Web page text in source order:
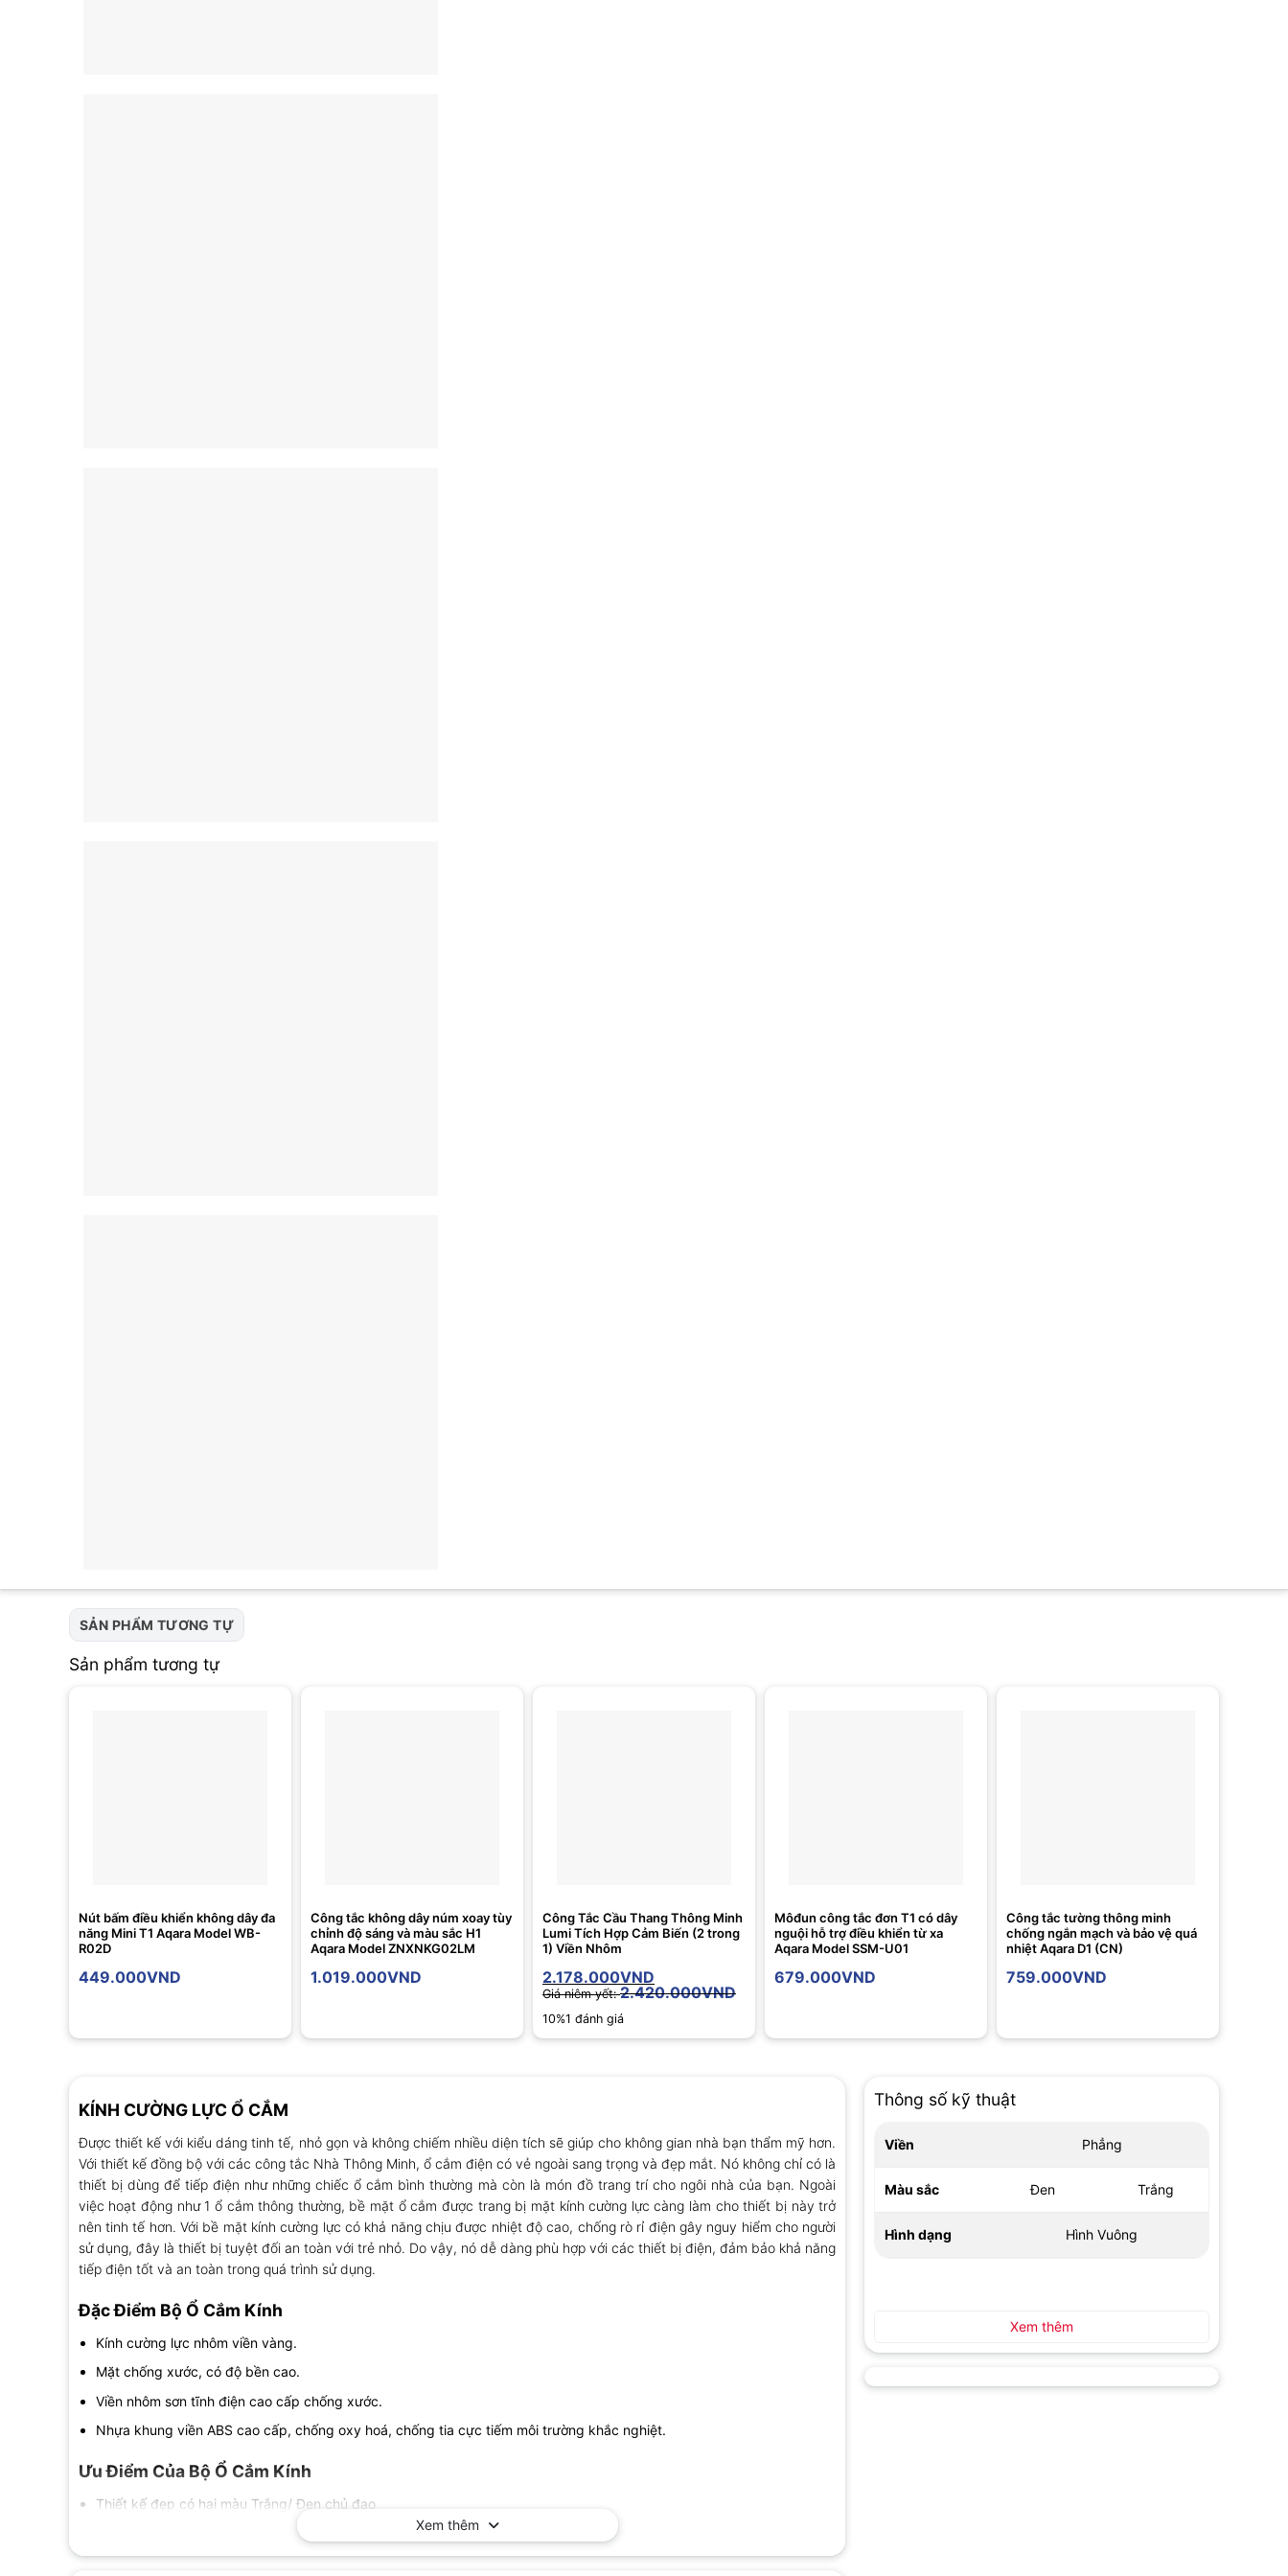
SẢN PHẨM TƯƠNG TỰ
Sản phẩm tương tự
Nút bấm điều khiển không dây đa
năng Mini T1 Aqara Model WB-
R02D
449.000VND
Công tắc không dây núm xoay tùy
chỉnh độ sáng và màu sắc H1
Aqara Model ZNXNKG02LM
1.019.000VND
Công Tắc Cầu Thang Thông Minh
Lumi Tích Hợp Cảm Biến (2 trong
1) Viền Nhôm
2.178.000VND
Giá niêm yết:2.420.000VND
10%1 đánh giá
Môđun công tắc đơn T1 có dây
nguội hỗ trợ điều khiển từ xa
Aqara Model SSM-U01
679.000VND
Công tắc tường thông minh
chống ngắn mạch và bảo vệ quá
nhiệt Aqara D1 (CN)
759.000VND
KÍNH CƯỜNG LỰC Ổ CẮM
Được thiết kế với kiểu dáng tinh tế, nhỏ gọn và không chiếm nhiều diện tích sẽ giúp cho không gian nhà bạn thẩm mỹ hơn.
Với thiết kế đồng bộ với các công tắc Nhà Thông Minh, ổ cắm điện có vẻ ngoài sang trọng và đẹp mắt. Nó không chỉ có là
thiết bị dùng để tiếp điện như những chiếc ổ cắm bình thường mà còn là món đồ trang trí cho ngôi nhà của bạn. Ngoài
việc hoạt động như 1 ổ cắm thông thường, bề mặt ổ cắm được trang bị mặt kính cường lực càng làm cho thiết bị này trở
nên tinh tế hơn. Với bề mặt kính cường lực có khả năng chịu được nhiệt độ cao, chống rò rỉ điện gây nguy hiểm cho người
sử dụng, đây là thiết bị tuyệt đối an toàn với trẻ nhỏ. Do vậy, nó dễ dàng phù hợp với các thiết bị điện, đảm bảo khả năng
tiếp điện tốt và an toàn trong quá trình sử dụng.
Đặc Điểm Bộ Ổ Cắm Kính
Kính cường lực nhôm viền vàng.
Mặt chống xước, có độ bền cao.
Viền nhôm sơn tĩnh điện cao cấp chống xước.
Nhựa khung viền ABS cao cấp, chống oxy hoá, chống tia cực tiếm môi trường khắc nghiệt.
Ưu Điểm Của Bộ Ổ Cắm Kính
Thiết kế đẹp có hai màu Trắng/ Đen chủ đạo
Mặt kính chữ nhật phù hợp với tất cả các loại đế âm tường phổ thông hiện nay giúp quá trình dễ lắp đặt, tiết kiệm
công thợ.
Xem thêm
Thông số kỹ thuật
Viền Phẳng
Màu sắc Đen Trắng
Hình dạng Hình Vuông
Xem thêm